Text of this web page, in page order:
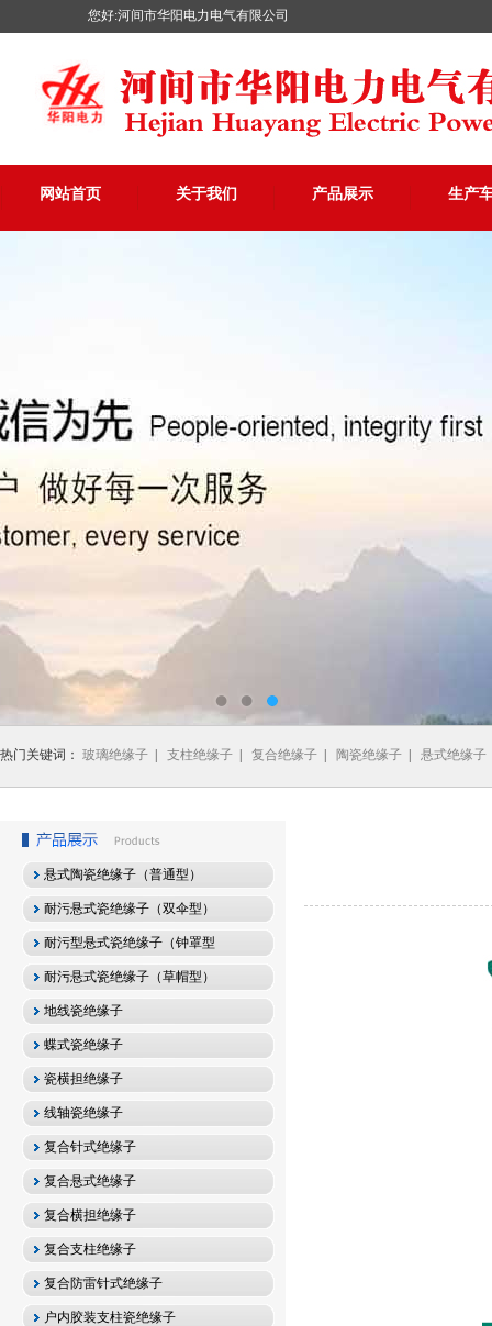
您好:河间市华阳电力电气有限公司
网站首页 关于我们 产品展示 生产
热门关键词： 玻璃绝缘子 支柱绝缘子 复合绝缘子 陶瓷绝缘子 悬式绝缘子
悬式陶瓷绝缘子（普通型）
耐污悬式瓷绝缘子（双伞型）
耐污型悬式瓷绝缘子（钟罩型
耐污悬式瓷绝缘子（草帽型）
地线瓷绝缘子
蝶式瓷绝缘子
瓷横担绝缘子
线轴瓷绝缘子
复合针式绝缘子
复合悬式绝缘子
复合横担绝缘子
复合支柱绝缘子
复合防雷针式绝缘子
户内胶装支柱瓷绝缘子